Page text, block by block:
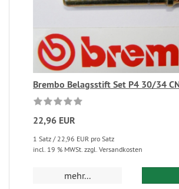
Brembo Belagsstift Set P4 30/34
22,96 EUR
1 Satz / 22,96 EUR pro Satz
incl. 19 % MWSt. zzgl. Versandkosten
mehr...